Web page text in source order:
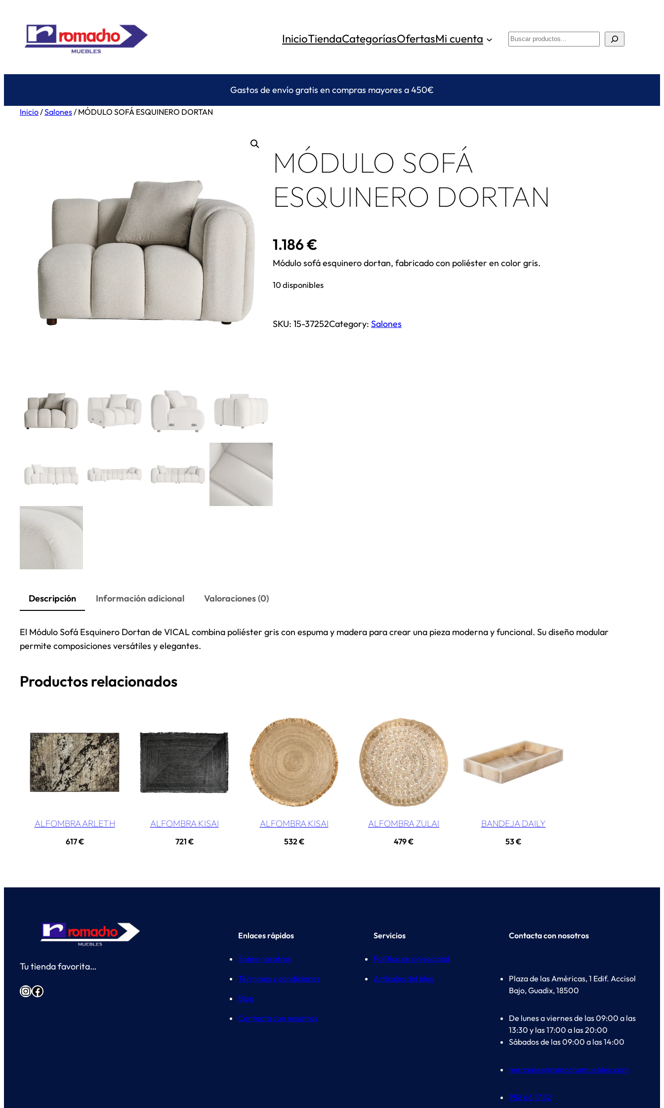
contenido
InicioTiendaCategoríasOfertasMi cuenta Buscar
Gastos de envío gratis en compras mayores a 450€
Inicio /Salones / MÓDULO SOFÁ ESQUINERO DORTAN
MÓDULO SOFÁ
ESQUINERO DORTAN
1.186€
Módulo sofá esquinero dortan, fabricado con poliéster en color gris.
10 disponibles
SKU: 15-37252Category: Salones
Descripción Información adicional Valoraciones (0)
El Módulo Sofá Esquinero Dortan de VICAL combina poliéster gris con espuma y madera para crear una pieza moderna y funcional. Su diseño modular
permite composiciones versátiles y elegantes.
Productos relacionados
ALFOMBRA ARLETH
617€
ALFOMBRA KISAI
721 €
ALFOMBRA KISAI
532€
ALFOMBRA ZULAI
479€
BANDEJA DAILY
53€
Tu tienda favorita…
InstagramFacebook
Enlaces rápidos
Sobre nosotros
Términos y condiciones
Blog
Contacta con nosotros
Servicios
Política de privacidad
Artículos del blog
Contacta con nosotros
Plaza de las Américas, 1 Edif. Accisol
Bajo, Guadix, 18500
De lunes a viernes de las 09:00 a las
13:30 y las 17:00 a las 20:00
Sábados de las 09:00 a las 14:00
mercedes@romachomuebles.com
958 66 17 82